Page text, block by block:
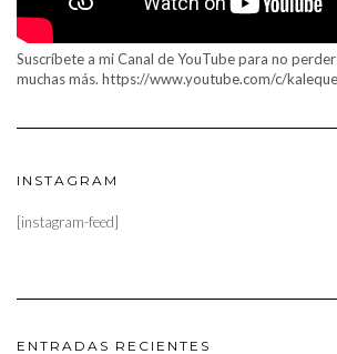
Suscríbete a mi Canal de YouTube para no
muchas más. https://www.youtube.com/c/
INSTAGRAM
[instagram-feed]
ENTRADAS RECIENTES